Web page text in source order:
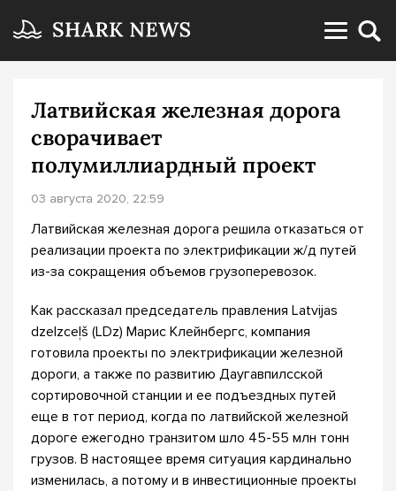
Латвийская железная дорога
сворачивает
полумиллиардный проект
03 августа 2020, 22:59
Латвийская железная дорога решила отказаться от
реализации проекта по электрификации ж/д путей
из-за сокращения объемов грузоперевозок.
Как рассказал председатель правления Latvijas
dzelzceļš (LDz) Марис Клейнбергс, компания
готовила проекты по электрификации железной
дороги, а также по развитию Даугавпилсской
сортировочной станции и ее подъездных путей
еще в тот период, когда по латвийской железной
дороге ежегодно транзитом шло 45-55 млн тонн
грузов. В настоящее время ситуация кардинально
изменилась, а потому и в инвестиционные проекты